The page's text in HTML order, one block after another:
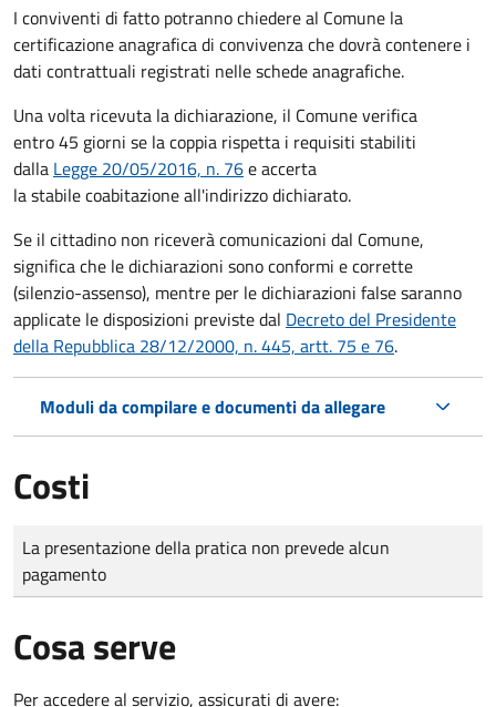
I conviventi di fatto potranno chiedere al Comune la
certificazione anagrafica di convivenza che dovrà contenere i
dati contrattuali registrati nelle schede anagrafiche.
Una volta ricevuta la dichiarazione, il Comune verifica
entro 45 giorni se la coppia rispetta i requisiti stabiliti
dalla Legge 20/05/2016, n. 76e accerta
la stabile coabitazione all'indirizzo dichiarato.
Se il cittadino non riceverà comunicazioni dal Comune,
significa che le dichiarazioni sono conformi e corrette
(silenzio-assenso), mentre per le dichiarazioni false saranno
applicate le disposizioni previste dal Decreto del Presidente
della Repubblica 28/12/2000, n. 445, artt. 75 e 76.
Moduli da compilare e documenti da allegare
Costi
Tipo di pagamento
Importo
La presentazione della pratica non prevede alcun
pagamento
Cosa serve
Per accedere al servizio, assicurati di avere: